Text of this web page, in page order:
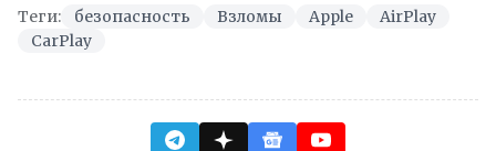
Теги: безопасность Взломы Apple
AirPlay
CarPlay